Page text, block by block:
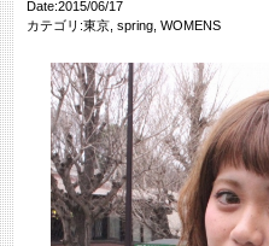
Date:2015/06/17
カテゴリ:東京, spring, WOMENS